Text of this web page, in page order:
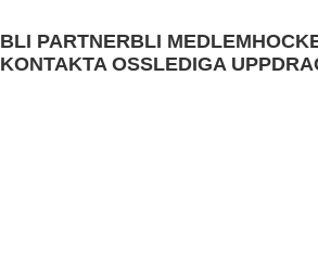
BLI PARTNERBLI MEDLEM
KONTAKTA OSSLEDIGA